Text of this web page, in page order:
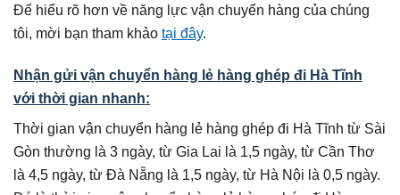
Để hiểu rõ hơn về năng lực vận chuyển hàng của chúng
tôi, mời bạn tham khảo tại đây.
Nhận gửi vận chuyển hàng lẻ hàng ghép đi Hà Tĩnh
với thời gian nhanh:
Thời gian vận chuyển hàng lẻ hàng ghép đi Hà Tĩnh từ Sài
Gòn thường là 3 ngày, từ Gia Lai là 1,5 ngày, từ Cần Thơ
là 4,5 ngày, từ Đà Nẵng là 1,5 ngày, từ Hà Nội là 0,5 ngày.